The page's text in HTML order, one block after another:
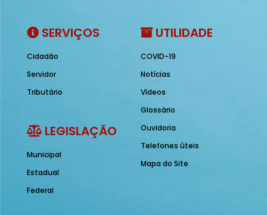
SERVIÇOS
Cidadão
Servidor
Tributário
LEGISLAÇÃO
Municipal
Estadual
Federal
UTILIDADE
COVID-19
Notícias
Vídeos
Glossário
Ouvidoria
Telefones úteis
Mapa do Site